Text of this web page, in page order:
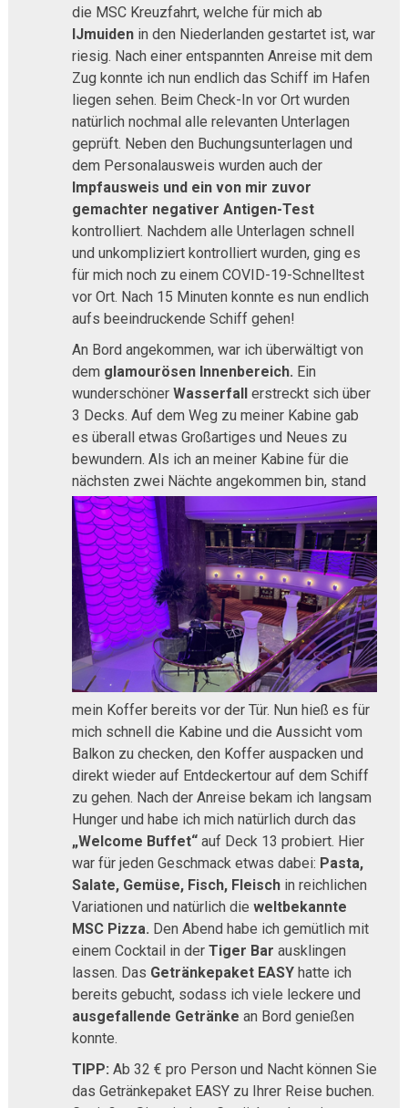
die MSC Kreuzfahrt, welche für mich ab
IJmuidenin den Niederlanden gestartet ist, war
riesig. Nach einer entspannten Anreise mit dem
Zug konnte ich nun endlich das Schiff im Hafen
liegen sehen. Beim Check-In vor Ort wurden
natürlich nochmal alle relevanten Unterlagen
geprüft. Neben den Buchungsunterlagen und
dem Personalausweis wurden auch der
Impfausweis und ein von mir zuvor
gemachter negativer Antigen-Test
kontrolliert. Nachdem alle Unterlagen schnell
und unkompliziert kontrolliert wurden, ging es
für mich noch zu einem COVID-19-Schnelltest
vor Ort. Nach 15 Minuten konnte es nun endlich
aufs beeindruckende Schiff gehen!
An Bord angekommen, war ich überwältigt von
dem glamourösen Innenbereich. Ein
wunderschöner Wasserfallerstreckt sich über
3 Decks. Auf dem Weg zu meiner Kabine gab
es überall etwas Großartiges und Neues zu
bewundern. Als ich an meiner Kabine für die
nächsten zwei Nächte angekommen bin, stand
mein Koffer bereits vor der Tür. Nun hieß es für
mich schnell die Kabine und die Aussicht vom
Balkon zu checken, den Koffer auspacken und
direkt wieder auf Entdeckertour auf dem Schiff
zu gehen. Nach der Anreise bekam ich langsam
Hunger und habe ich mich natürlich durch das
„Welcome Buffet“auf Deck 13 probiert. Hier
war für jeden Geschmack etwas dabei: Pasta,
Salate, Gemüse, Fisch, Fleischin reichlichen
Variationen und natürlich die weltbekannte
MSC Pizza. Den Abend habe ich gemütlich mit
einem Cocktail in der Tiger Bar ausklingen
lassen. Das Getränkepaket EASYhatte ich
bereits gebucht, sodass ich viele leckere und
ausgefallende Getränke an Bord genießen
konnte.
TIPP: Ab 32 € pro Person und Nacht können Sie
das Getränkepaket EASY zu Ihrer Reise buchen.